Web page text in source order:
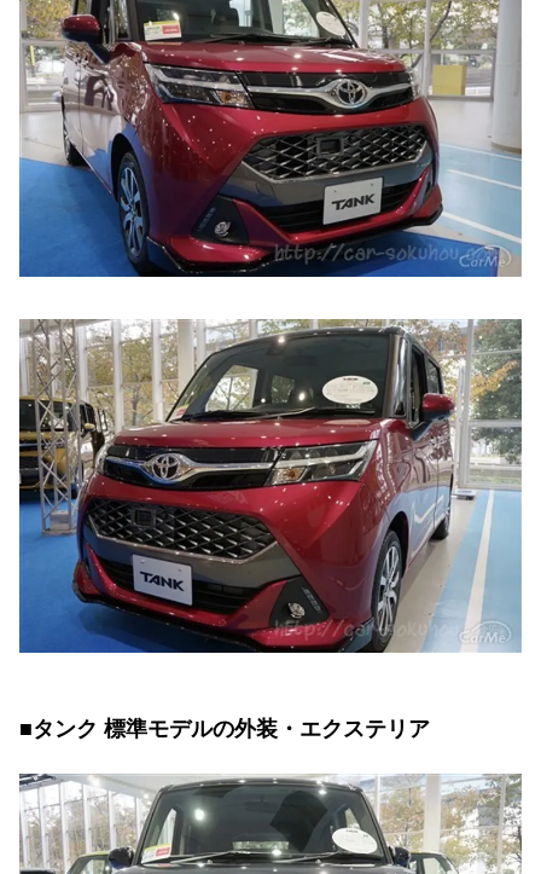
■タンク 標準モデルの外装・エクステリア